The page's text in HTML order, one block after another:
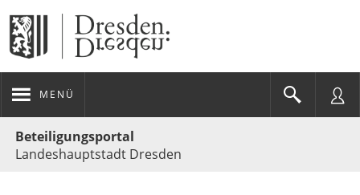
MENÜ
Beteiligungsportal
Landeshauptstadt Dresden